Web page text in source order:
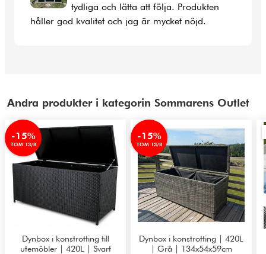
tydliga och lätta att följa. Produkten
håller god kvalitet och jag är mycket nöjd.
Andra produkter i kategorin Sommarens Outlet
-15%
TOM 13/8
Dynbox i konstrotting till
utemöbler | 420L | Svart
-15%
TOM 13/8
Dynbox i konstrotting | 420L
| Grå | 134x54x59cm